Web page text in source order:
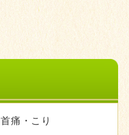
首痛・こり